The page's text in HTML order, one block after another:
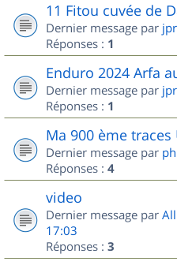
11 Fitou cuvée de
Dernier message par
Réponses : 1
Enduro 2024 Arfa
Dernier message par
Réponses : 1
Ma 900 ème
Dernier message par
Réponses : 4
video
Dernier message par
17:03
Réponses : 3